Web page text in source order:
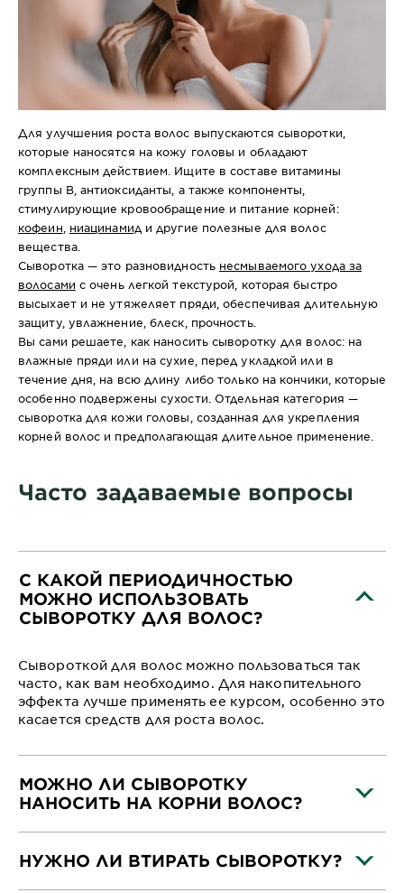
Для улучшения роста волос выпускаются сыворотки,
которые наносятся на кожу головы и обладают
комплексным действием. Ищите в составе витамины
группы B, антиоксиданты, а также компоненты,
стимулирующие кровообращение и питание корней:
кофеин ниацинамид и другие полезные для волос
вещества.
Сыворотка — это разновидность несмываемого ухода за
волосами с очень легкой текстурой, которая быстро
высыхает и не утяжеляет пряди, обеспечивая длительную
защиту, увлажнение, блеск, прочность.
Вы сами решаете, как наносить сыворотку для волос: на
влажные пряди или на сухие, перед укладкой или в
течение дня, на всю длину либо только на кончики, которые
особенно подвержены сухости. Отдельная категория —
сыворотка для кожи головы, созданная для укрепления
корней волос и предполагающая длительное применение.
Часто задаваемые вопросы
С КАКОЙ ПЕРИОДИЧНОСТЬЮ
МОЖНО ИСПОЛЬЗОВАТЬ
СЫВОРОТКУ ДЛЯ ВОЛОС?
Сывороткой для волос можно пользоваться так
часто, как вам необходимо. Для накопительного
эффекта лучше применять ее курсом, особенно это
касается средств для роста волос.
МОЖНО ЛИ СЫВОРОТКУ
НАНОСИТЬ НА КОРНИ ВОЛОС?
НУЖНО ЛИ ВТИРАТЬ СЫВОРОТКУ?